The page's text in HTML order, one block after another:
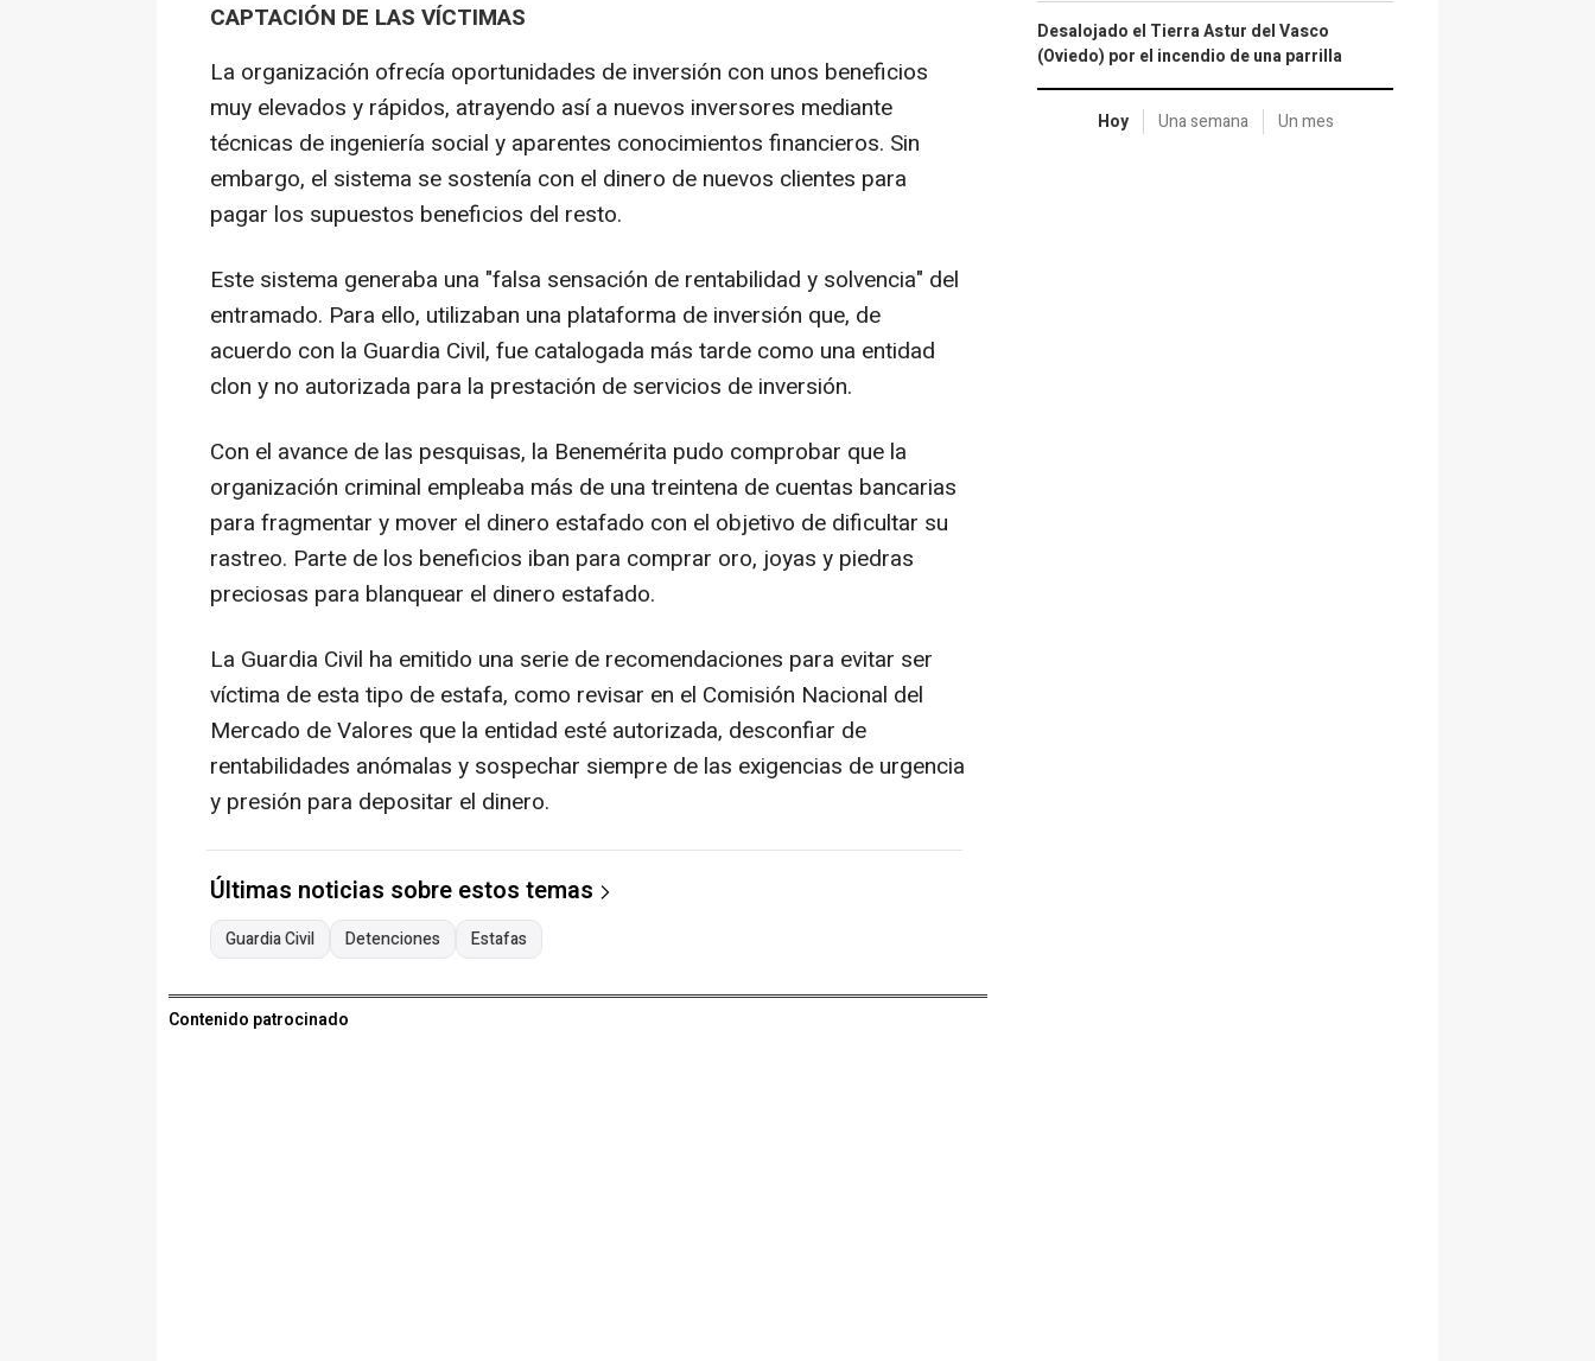
CAPTACIÓN DE LAS VÍCTIMAS
La organización ofrecía oportunidades de inversión con unos beneficios
muy elevados y rápidos, atrayendo así a nuevos inversores mediante
técnicas de ingeniería social y aparentes conocimientos financieros. Sin
embargo, el sistema se sostenía con el dinero de nuevos clientes para
pagar los supuestos beneficios del resto.
Este sistema generaba una "falsa sensación de rentabilidad y solvencia" del
entramado. Para ello, utilizaban una plataforma de inversión que, de
acuerdo con la Guardia Civil, fue catalogada más tarde como una entidad
clon y no autorizada para la prestación de servicios de inversión.
Con el avance de las pesquisas, la Benemérita pudo comprobar que la
organización criminal empleaba más de una treintena de cuentas bancarias
para fragmentar y mover el dinero estafado con el objetivo de dificultar su
rastreo. Parte de los beneficios iban para comprar oro, joyas y piedras
preciosas para blanquear el dinero estafado.
La Guardia Civil ha emitido una serie de recomendaciones para evitar ser
víctima de esta tipo de estafa, como revisar en el Comisión Nacional del
Mercado de Valores que la entidad esté autorizada, desconfiar de
rentabilidades anómalas y sospechar siempre de las exigencias de urgencia
y presión para depositar el dinero.
Últimas noticias sobre estos temas
Guardia Civil Detenciones Estafas
Contenido patrocinado
Desalojado el Tierra Astur del Vasco
(Oviedo) por el incendio de una parrilla
Hoy Una semana Un mes